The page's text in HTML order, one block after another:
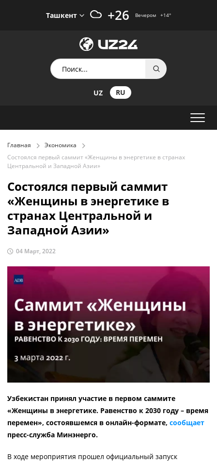
Ташкент +26 Вечером +14°
UZ RU
Главная
Экономика
Состоялся первый саммит «Женщины в энергетике в странах
Центральной и Западной Азии»
Состоялся первый саммит
«Женщины в энергетике в
странах Центральной и
Западной Азии»
04 Март, 2022
Узбекистан принял участие в первом саммите
«Женщины в энергетике. Равенство к 2030 году – время
перемен», состоявшемся в онлайн-формате, сообщает
пресс-служба Минэнерго.
В ходе мероприятия прошел официальный запуск